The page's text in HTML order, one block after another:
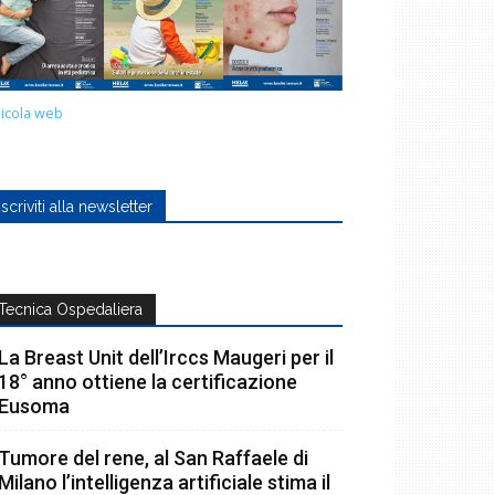
web
alla newsletter
Ospedaliera
Breast Unit dell’Irccs Maugeri per il
anno ottiene la certificazione
del rene, al San Raffaele di
l’intelligenza artificiale stima il